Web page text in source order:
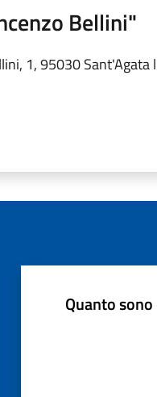
Bellini"
1, 95030 Sant'Agata
Quanto